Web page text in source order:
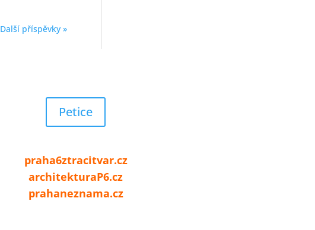
Další příspěvky »
Petice
praha6ztracitvar.cz
architekturaP6.cz
prahaneznama.cz